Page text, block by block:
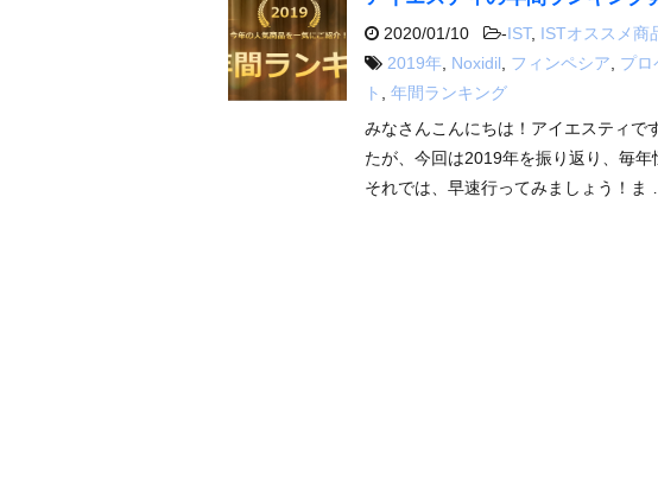
2020/01/10 -IST, ISTオススメ商
2019年 Noxidil フィンペシア プロ
ト
年間ランキング
みなさんこんにちは！アイエスティで
たが、今回は2019年を振り返り、毎
それでは、早速行ってみましょう！ま …